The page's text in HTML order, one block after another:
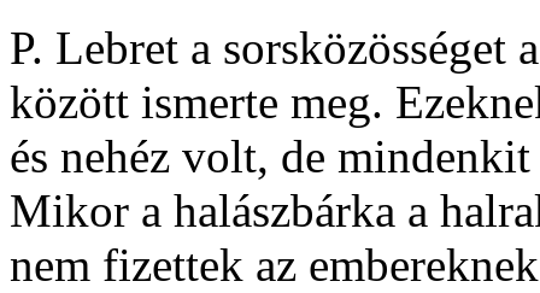
P. Lebret a sorsközösséget
között ismerte meg.
és nehéz volt, de
Mikor a halászbárka a
nem fizettek az